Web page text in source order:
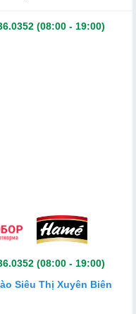
(08:00 - 19:00)
(08:00 - 19:00)
Siêu Thị Xuyên Biên